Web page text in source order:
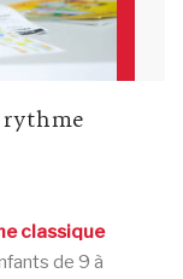
rythme
classique
de 9 à